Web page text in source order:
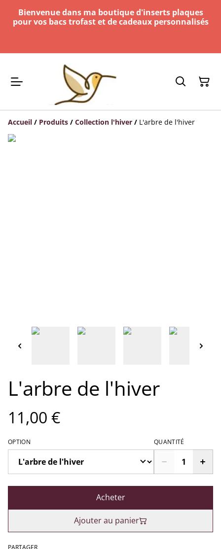
Bienvenue dans ma boutique d'inserts plaques
pour vos bacs trofast et de cadeaux personnalisés
Accueil / Produits / Collection l'hiver / L'arbre de l'hiver
L'arbre de l'hiver
11,00 €
OPTION QUANTITÉ
Acheter
Ajouter au panier